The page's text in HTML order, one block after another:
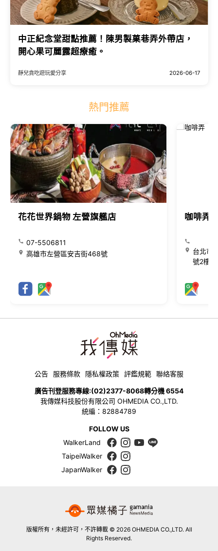
中正紀念堂甜點推薦！陳男製菓巷弄外帶店，
開心果可麗露超療癒。
靜兒貪吃遊玩愛分享 2026-06-17
熱門推薦
花花世界鍋物 左營旗艦店
07-5506811
高雄市左營區安吉街468號
咖啡弄
台北市
號2樓
公告 服務條款 隱私權政策 評鑑規範 聯絡客服
廣告刊登服務專線:(02)2377-8068轉分機 6554
我傳媒科技股份有限公司 OHMEDIA CO.,LTD.
統編：82884789
FOLLOW US
WalkerLand
TaipeiWalker
JapanWalker
版權所有，未經許可，不許轉載 © 2026 OHMEDIA CO.,LTD. All
Rights Reserved.